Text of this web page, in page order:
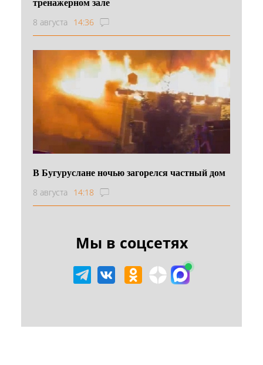
8 августа 14:36
В Бугуруслане ночью загорелся частный дом
8 августа 14:18
Мы в соцсетях